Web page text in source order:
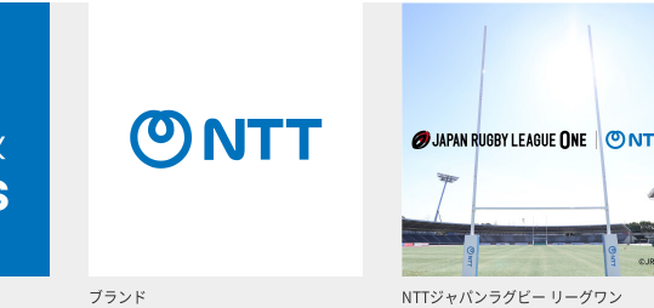
ブランド NTTジャパンラグビー リーグワン